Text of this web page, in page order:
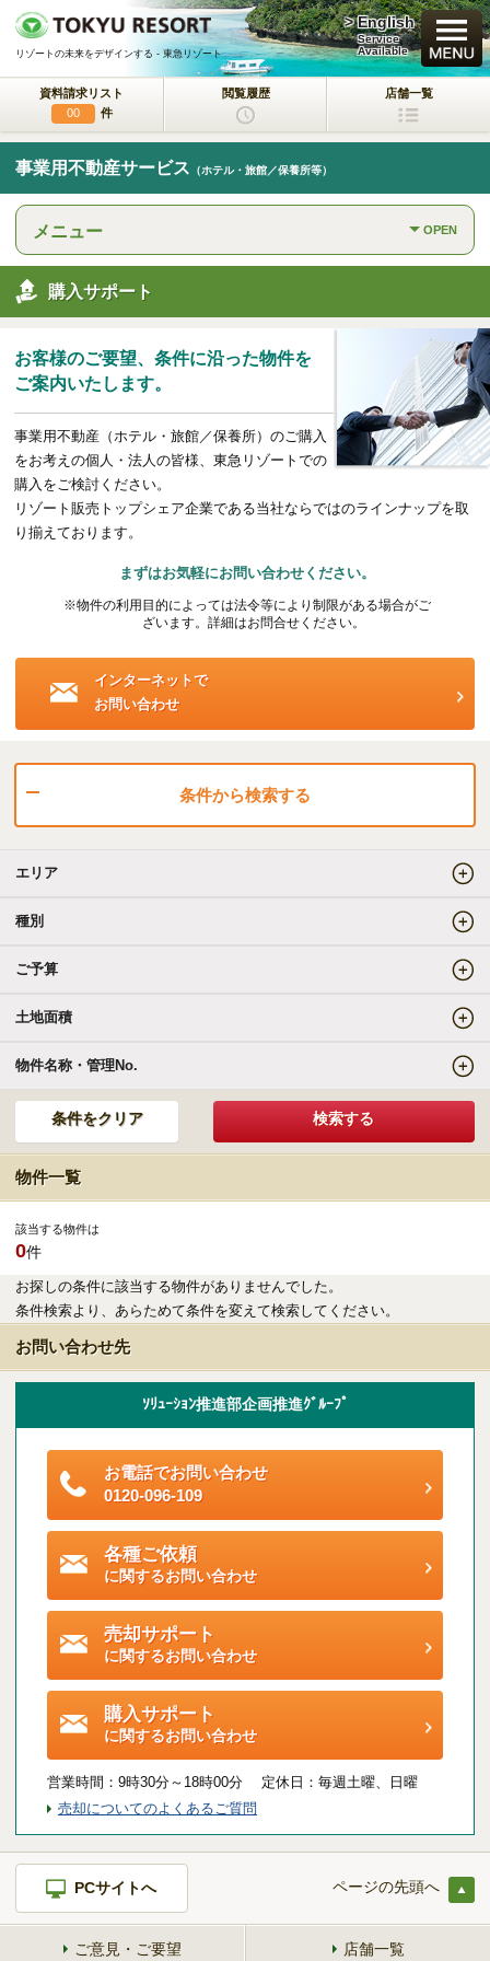
リゾートの未来をデザインする - 東急リゾート
> English
Service
Available
資料請求リスト
00
件
閲覧履歴 店舗一覧
事業用不動産サービス （ホテル・旅館／保養所等）
メニュー OPEN
購入サポート
お客様のご要望、条件に沿った物件を
ご案内いたします。
事業用不動産（ホテル・旅館／保養所）のご購入
をお考えの個人・法人の皆様、東急リゾートでの
購入をご検討ください。
リゾート販売トップシェア企業である当社ならではのラインナップを取
り揃えております。
まずはお気軽にお問い合わせください。
※物件の利用目的によっては法令等により制限がある場合がご
ざいます。詳細はお問合せください。
インターネットで
お問い合わせ
条件から検索する
エリア
種別
ご予算
土地面積
物件名称・管理No.
物件一覧
該当する物件は
0件
お探しの条件に該当する物件がありませんでした。
条件検索より、あらためて条件を変えて検索してください。
お問い合わせ先
ｿﾘｭｰｼｮﾝ推進部企画推進ｸﾞﾙｰﾌﾟ
お電話でお問い合わせ
0120-096-109
各種ご依頼
に関するお問い合わせ
売却サポート
に関するお問い合わせ
購入サポート
に関するお問い合わせ
営業時間： 9時30分～18時00分 定休日： 毎週土曜、日曜
売却についてのよくあるご質問
PCサイトへ ページの先頭へ
ご意見・ご要望 店舗一覧
買いたい
新規・新築マンション
中古物件
一戸建て/マンション/土地
東急ハーヴェストクラブ
会員制リゾートホテル
ホテルコンドミニアム
所有するリゾートから
事業用不動産サービス
（ホテル・旅館／保養所等）
海外事業（ハワイ）
海外事業（フィリピン）
査定をしてほしい
売却方法等について相談したい
仲介でのご売却とは
リゾートSTYLE
リゾートに関する様々なお役立ち情報をお届け
受託販売システム
新着物件お知らせメールに登録
ご契約後アンケートのご案内
各種特典制度のご案内